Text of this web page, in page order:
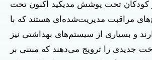
کودکان تحت پوشش مدیکید اکنون تحت
مراقبت مدیریت‌شده‌ای هستند که با
و بسیاری از سیستم‌های بهداشتی نیز
جدیدی را ترویج می‌دهند که مبتنی بر